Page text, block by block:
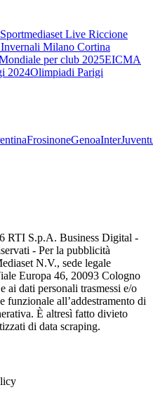
Sportmediaset Live Riccione
Milano Cortina
per club 2025EICMA
2024Olimpiadi Parigi
FrosinoneGenoaInter
RTI S.p.A. Business Digital -
- Per la pubblicità
N.V., sede legale
Europa 46, 20093 Cologno
ai dati personali trasmessi e/o
all’addestramento di
È altresì fatto divieto
di data scraping.